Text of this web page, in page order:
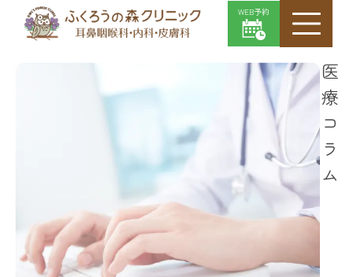
WEB予約
医療コラム